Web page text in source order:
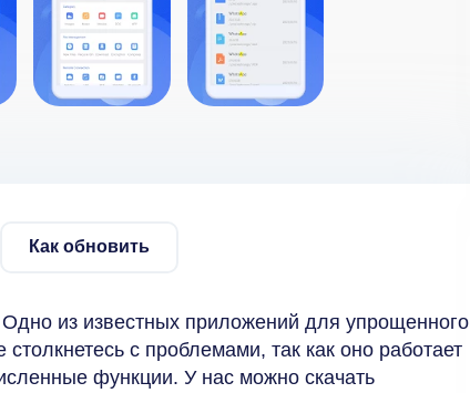
Как обновить
из известных приложений для упрощенного
с проблемами, так как оно работает
функции. У нас можно скачать